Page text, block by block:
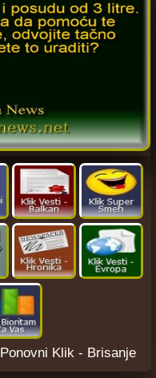
Ponovni Klik - Brisanje